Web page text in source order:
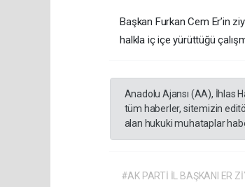
Başkan Furkan Cem Er’in
halkla iç içe yürüttüğü
Anadolu Ajansı (AA), İhlas
tüm haberler, sitemizin
alan hukuki muhataplar
#AK PARTİ İL BAŞKANI ER